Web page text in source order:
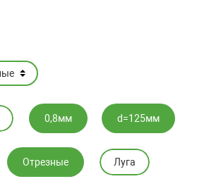
0,8мм d=125мм
Отрезные Луга